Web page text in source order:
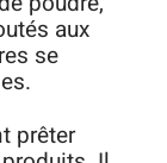
aux
se
prêter